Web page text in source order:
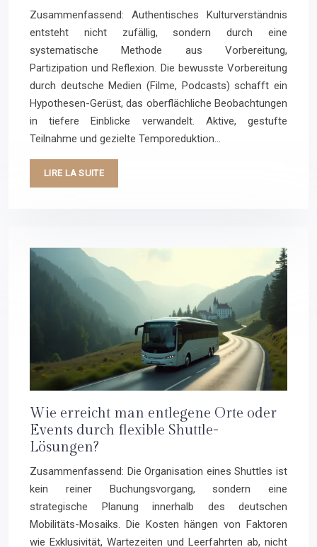
Zusammenfassend: Authentisches Kulturverständnis
entsteht nicht zufällig, sondern durch eine
systematische Methode aus Vorbereitung,
Partizipation und Reflexion. Die bewusste Vorbereitung
durch deutsche Medien (Filme, Podcasts) schafft ein
Hypothesen-Gerüst, das oberflächliche Beobachtungen
in tiefere Einblicke verwandelt. Aktive, gestufte
Teilnahme und gezielte Temporeduktion…
LIRE LA SUITE
Wie erreicht man entlegene Orte oder
Events durch flexible Shuttle-
Lösungen?
Zusammenfassend: Die Organisation eines Shuttles ist
kein reiner Buchungsvorgang, sondern eine
strategische Planung innerhalb des deutschen
Mobilitäts-Mosaiks. Die Kosten hängen von Faktoren
wie Exklusivität, Wartezeiten und Leerfahrten ab, nicht